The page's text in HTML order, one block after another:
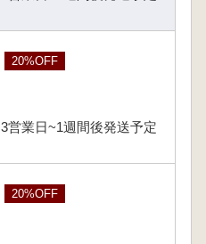
20%OFF
3営業日~1週間後発送予定
20%OFF